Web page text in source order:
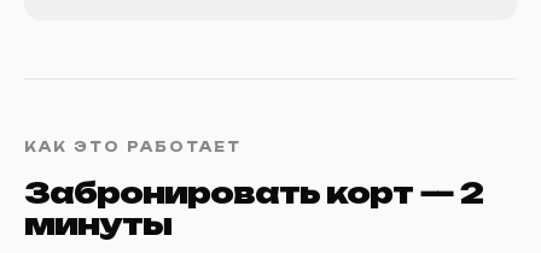
КАК ЭТО РАБОТАЕТ
Забронировать корт — 2
минуты